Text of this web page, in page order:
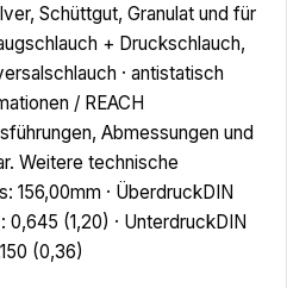
Schüttgut, Granulat und für
+ Druckschlauch,
· antistatisch
/ REACH
Abmessungen und
Weitere technische
156,00mm · ÜberdruckDIN
(1,20) · UnterdruckDIN
(0,36)